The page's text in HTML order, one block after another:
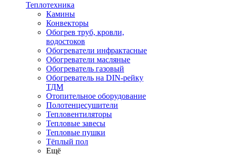
Теплотехника
Камины
Конвекторы
Обогрев труб, кровли,
водостоков
Обогреватели инфрактасные
Обогреватели масляные
Обогреватель газовый
Обогреватель на DIN-рейку
ТДМ
Отопительное оборудование
Полотенцесушители
Тепловентиляторы
Тепловые завесы
Тепловые пушки
Тёплый пол
Ещё